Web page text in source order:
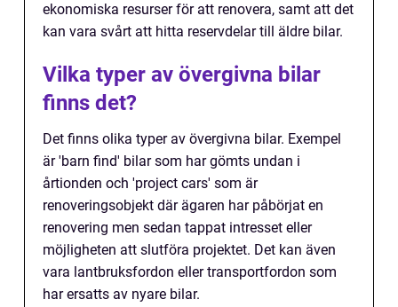
ekonomiska resurser för att renovera, samt att det
kan vara svårt att hitta reservdelar till äldre bilar.
Vilka typer av övergivna bilar
finns det?
Det finns olika typer av övergivna bilar. Exempel
är 'barn find' bilar som har gömts undan i
årtionden och 'project cars' som är
renoveringsobjekt där ägaren har påbörjat en
renovering men sedan tappat intresset eller
möjligheten att slutföra projektet. Det kan även
vara lantbruksfordon eller transportfordon som
har ersatts av nyare bilar.